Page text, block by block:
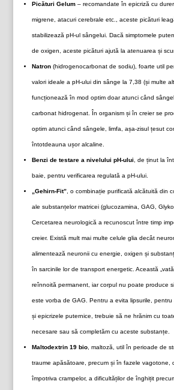
Picături Gelum– recomandate în epicriză cu
migrene, atacuri cerebrale etc., aceste picături
stabilizează pH-ul sângelui. Dacă simptomele
de oxigen, aceste picături ajută la atenuarea și
Natron(hidrogenocarbonat de sodiu), foarte util
valori ideale a pH-ului din sânge la 7,38 (și multe
funcționează în mod optim doar atunci când
carbonat hidrogenat. În organism și în creier se
optim atunci când sângele, limfa, așa-zisul țesut
întotdeauna ușor alcaline.
Benzi de testare a nivelului pH-ului , de ținut la
baie, pentru verificarea regulată a pH-ului.
„Gehirn-Fit”, o combinație purificată alcătuită din
ale substanțelor matricei (glucozamina, GAG,
Cercetarea neurologică a recunoscut între timp
creier. Există mult mai multe celule glia decât
alimentează neuronii cu energie, oxigen și
în sarcinile lor de transport energetic. Această
reînnoită permanent, iar corpul nu poate produce
este vorba de GAG. Pentru a evita lipsurile,
și epicrizele puternice, trebuie să ne hrănim cu
necesare sau să completăm cu aceste substanțe.
Maltodextrin 19 bio, maltoză, util în perioade de
traume apăsătoare, precum și în fazele vagotone,
împotriva crampelor, a dificultăților de înghițit